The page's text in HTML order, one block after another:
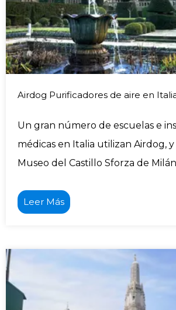
Airdog Purificadores de aire en
Un gran número de escuelas e
médicas en Italia utilizan Airdog,
Museo del Castillo Sforza de
Leer Más